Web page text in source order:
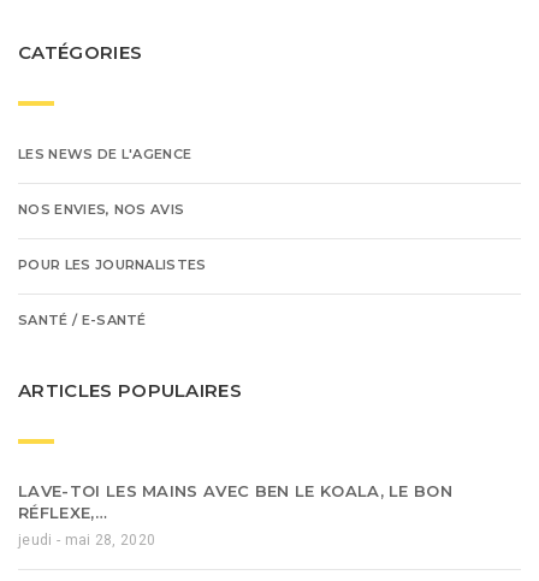
CATÉGORIES
LES NEWS DE L'AGENCE
NOS ENVIES, NOS AVIS
POUR LES JOURNALISTES
SANTÉ / E-SANTÉ
ARTICLES POPULAIRES
LAVE-TOI LES MAINS AVEC BEN LE KOALA, LE BON
RÉFLEXE,…
jeudi - mai 28, 2020